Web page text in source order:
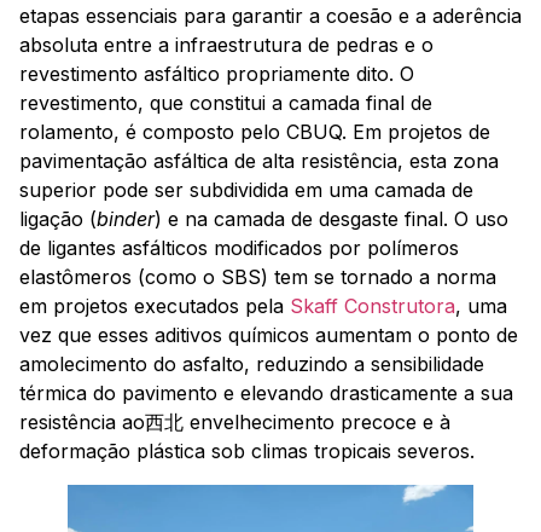
etapas essenciais para garantir a coesão e a aderência
absoluta entre a infraestrutura de pedras e o
revestimento asfáltico propriamente dito. O
revestimento, que constitui a camada final de
rolamento, é composto pelo CBUQ. Em projetos de
pavimentação asfáltica de alta resistência, esta zona
superior pode ser subdividida em uma camada de
ligação (binder) e na camada de desgaste final. O uso
de ligantes asfálticos modificados por polímeros
elastômeros (como o SBS) tem se tornado a norma
em projetos executados pela Skaff Construtora, uma
vez que esses aditivos químicos aumentam o ponto de
amolecimento do asfalto, reduzindo a sensibilidade
térmica do pavimento e elevando drasticamente a sua
resistência ao西北 envelhecimento precoce e à
deformação plástica sob climas tropicais severos.